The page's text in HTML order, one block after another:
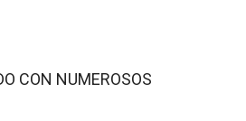
CON NUMEROSOS